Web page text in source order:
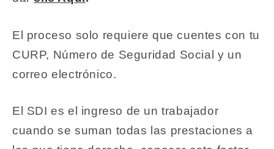
El proceso solo requiere que cuentes con tu
CURP, Número de Seguridad Social y un
correo electrónico.
El SDI es el ingreso de un trabajador
cuando se suman todas las prestaciones a